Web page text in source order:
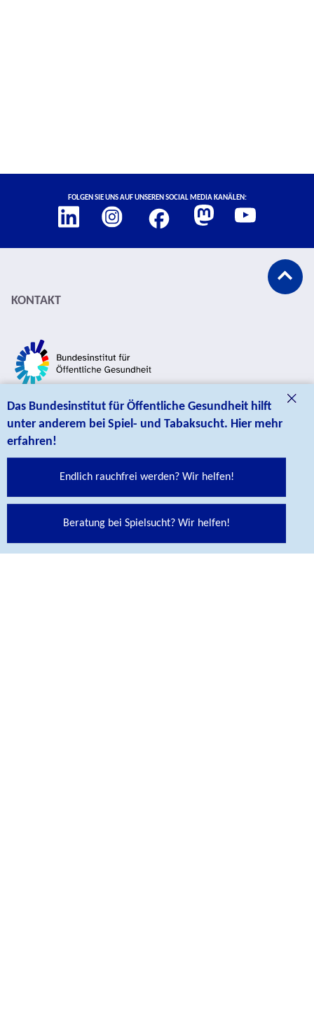
Folgen Sie uns auf unseren Social Media Kanälen:
KONTAKT
Bundesinstitut für Öffentliche Gesundheit
Maarweg 149-161
50825 Köln
Telefon +49 221 8992-0
Kontakt
Das Bundesinstitut für Öffentliche Gesundheit hilft
unter anderem bei Spiel- und Tabaksucht. Hier mehr
erfahren!
Endlich rauchfrei werden? Wir helfen!
Beratung bei Spielsucht? Wir helfen!